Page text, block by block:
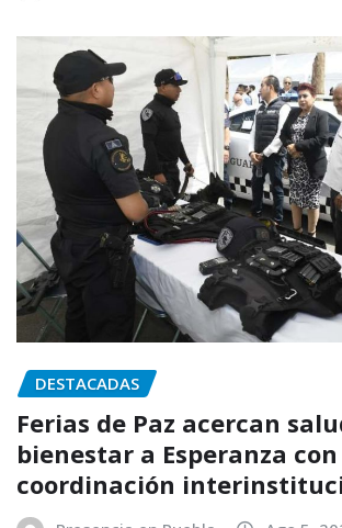
DESTACADAS
Ferias de Paz acercan
bienestar a Esperanza con
coordinación